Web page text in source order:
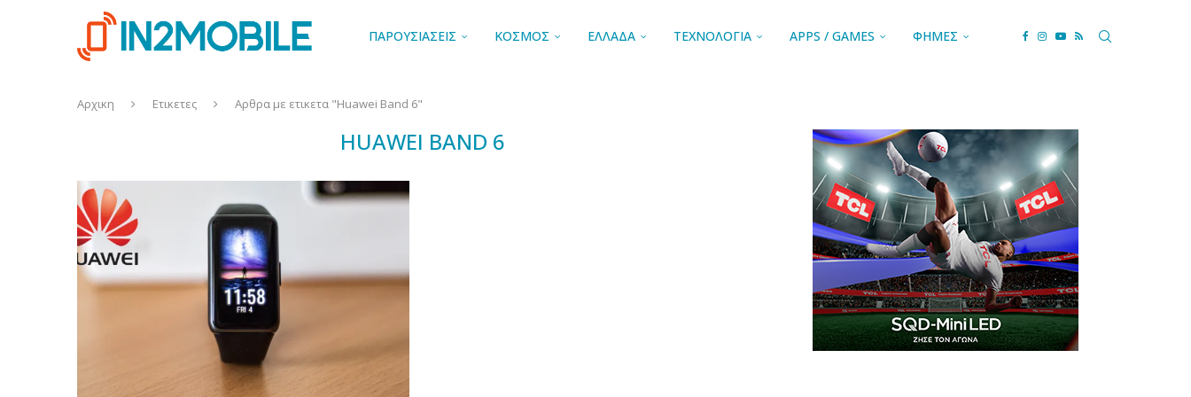
ΠΑΡΟΥΣΙΑΣΕΙΣ ΚΟΣΜΟΣ ΕΛΛΑΔΑ ΤΕΧΝΟΛΟΓΙΑ APPS / GAMES ΦΗΜΕΣ
Αρχικη Ετικετες Αρθρα με ετικετα "Huawei Band 6"
HUAWEI BAND 6